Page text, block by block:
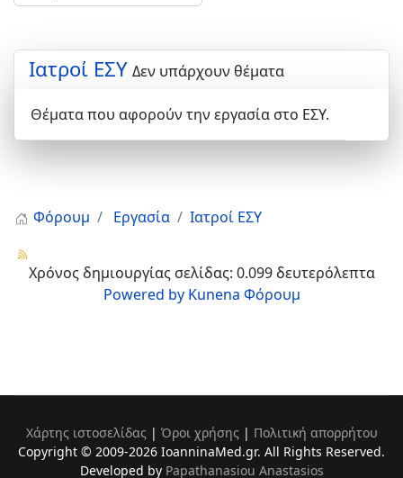
Ιατροί ΕΣΥ Δεν υπάρχουν θέματα
Θέματα που αφορούν την εργασία στο ΕΣΥ.
Φόρουμ Εργασία Ιατροί ΕΣΥ
Χρόνος δημιουργίας σελίδας: 0.099 δευτερόλεπτα
Powered by Kunena Φόρουμ
Χάρτης ιστοσελίδας| Όροι χρήσης| Πολιτική απορρήτου
Copyright © 2009-2026 IoanninaMed.gr. All Rights Reserved.
Developed by Papathanasiou Anastasios